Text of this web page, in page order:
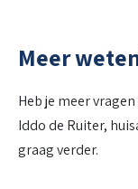
Meer
Heb je meer
Iddo de Ruiter,
graag verder.